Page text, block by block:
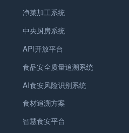
净菜加工系统
中央厨房系统
API开放平台
食品安全质量追溯系统
AI食安风险识别系统
食材追溯方案
智慧食安平台